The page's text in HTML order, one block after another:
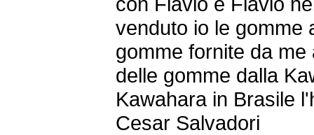
venduto io le gomme
gomme fornite da
delle gomme dalla
Kawahara in Brasile
Cesar Salvadori